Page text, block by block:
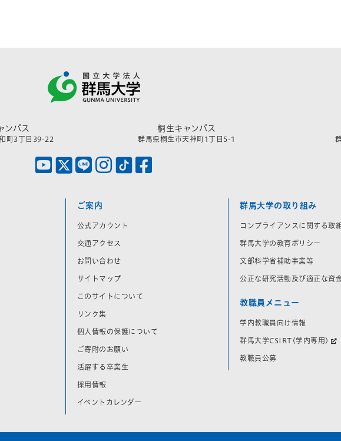
ンパス
町3丁目39-22
桐生キャンパス
群馬県桐生市天神町1丁目5-1
ご案内
公式アカウント
交通アクセス
お問い合わせ
サイトマップ
このサイトについて
リンク集
個人情報の保護について
ご寄附のお願い
活躍する卒業生
採用情報
イベントカレンダー
群馬大学の取り組み
コンプライアンスに関する取組
群馬大学の教育ポリシー
文部科学省補助事業等
公正な研究活動及び適正な資
教職員メニュー
学内教職員向け情報
群馬大学CSIRT(学内専用)
教職員公募